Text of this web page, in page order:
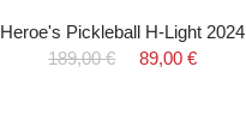
Heroe's Pickleball H-Light 2024
189,00 €
89,00 €